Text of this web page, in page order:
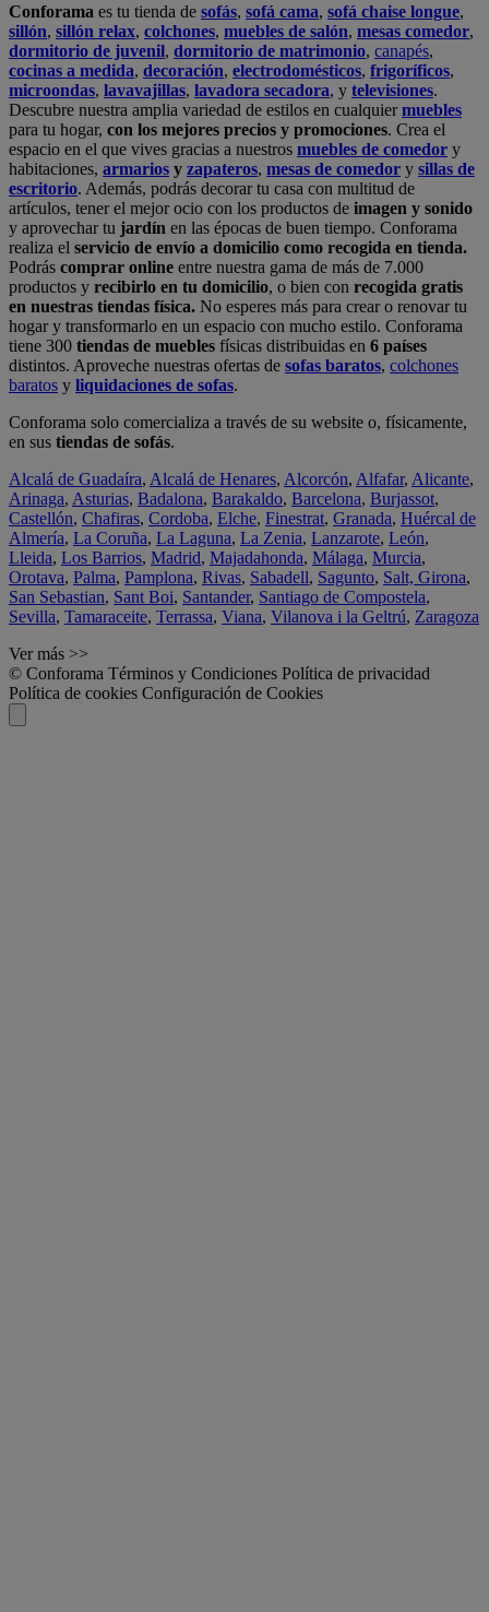
Conforama es tu tienda de sofás, sofá cama, sofá chaise longue,
sillón, sillón relax, colchones, muebles de salón, mesas comedor,
dormitorio de juvenil, dormitorio de matrimonio, canapés,
cocinas a medida, decoración, electrodomésticos, frigoríficos,
microondas, lavavajillas, lavadora secadora, y televisiones.
Descubre nuestra amplia variedad de estilos en cualquiermuebles
para tu hogar, con los mejores precios y promociones. Crea el
espacio en el que vives gracias a nuestros muebles de comedor y
habitaciones, armarios y zapateros, mesas de comedor y sillas de
escritorio. Además, podrás decorar tu casa con multitud de
artículos, tener el mejor ocio con los productos de imagen y sonido
y aprovechar tu jardín en las épocas de buen tiempo. Conforama
realiza el servicio de envío a domicilio como recogida en tienda.
Podrás comprar online entre nuestra gama de más de 7.000
productos y recibirlo en tu domicilio, o bien con recogida gratis
en nuestras tiendas física. No esperes más para crear o renovar tu
hogar y transformarlo en un espacio con mucho estilo. Conforama
tiene 300 tiendas de muebles físicas distribuidas en 6 países
distintos. Aproveche nuestras ofertas de sofas baratos, colchones
baratos y liquidaciones de sofas.
Conforama solo comercializa a través de su website o, físicamente,
en sus tiendas de sofás.
Alcalá de Guadaíra, Alcalá de Henares, Alcorcón, Alfafar, Alicante,
Arinaga, Asturias, Badalona, Barakaldo, Barcelona, Burjassot,
Castellón, Chafiras, Cordoba, Elche, Finestrat, Granada, Huércal de
Almería, La Coruña, La Laguna, La Zenia, Lanzarote, León,
Lleida, Los Barrios, Madrid, Majadahonda, Málaga, Murcia,
Orotava, Palma, Pamplona, Rivas, Sabadell, Sagunto, Salt, Girona,
San Sebastian, Sant Boi, Santander, Santiago de Compostela,
Sevilla, Tamaraceite, Terrassa, Viana, Vilanova i la Geltrú, Zaragoza
Ver más >>
© Conforama Términos y Condiciones Política de privacidad
Política de cookies Configuración de Cookies